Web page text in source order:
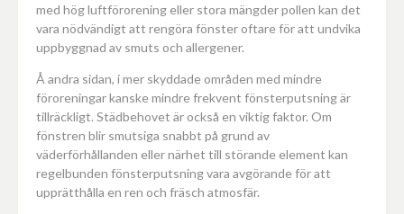
med hög luftförorening eller stora mängder pollen kan det
vara nödvändigt att rengöra fönster oftare för att undvika
uppbyggnad av smuts och allergener.
Å andra sidan, i mer skyddade områden med mindre
föroreningar kanske mindre frekvent fönsterputsning är
tillräckligt. Städbehovet är också en viktig faktor. Om
fönstren blir smutsiga snabbt på grund av
väderförhållanden eller närhet till störande element kan
regelbunden fönsterputsning vara avgörande för att
upprätthålla en ren och fräsch atmosfär.